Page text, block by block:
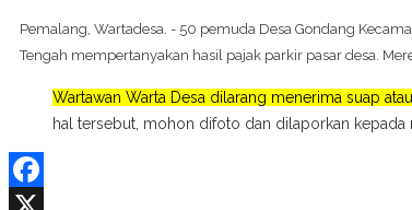
Pemalang, Wartadesa. - 50 pemuda Desa Gondang
Tengah mempertanyakan hasil pajak parkir pasar desa.
Wartawan Warta Desa dilarang menerima suap
hal tersebut, mohon difoto dan dilaporkan kepada
Facebook